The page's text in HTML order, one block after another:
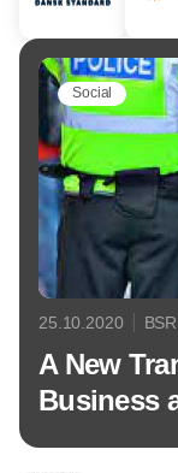
Social
25.10.2020 BSR
A New
Business